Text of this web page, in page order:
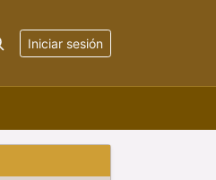
Iniciar sesión